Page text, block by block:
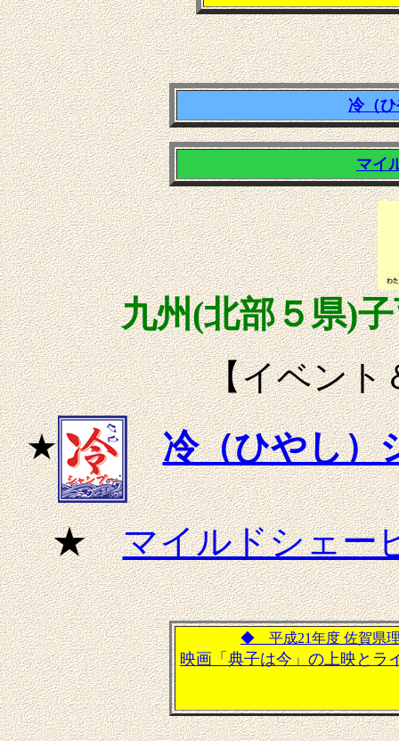
冷（
マイ
九州(北部５県)
【イベント
★ 冷（ひやし）
★マイルドシェー
◆ 平成21年度 佐賀県
映画「典子は今」の上映とラ